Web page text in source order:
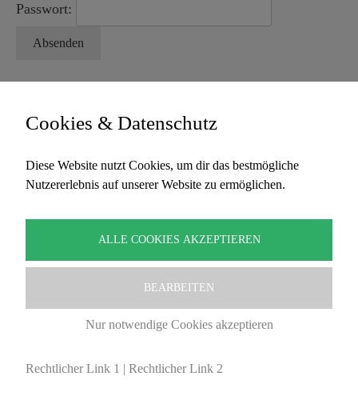
Passwort:
Cookies & Datenschutz
Diese Website nutzt Cookies, um dir das bestmögliche
Nutzererlebnis auf unserer Website zu ermöglichen.
ALLE COOKIES AKZEPTIEREN
BEARBEITEN
Nur notwendige Cookies akzeptieren
Rechtlicher Link 1 | Rechtlicher Link 2